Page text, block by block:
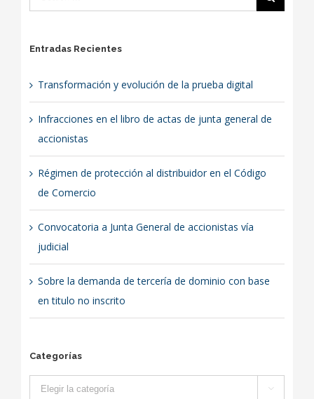
Entradas Recientes
Transformación y evolución de la prueba digital
Infracciones en el libro de actas de junta general de
accionistas
Régimen de protección al distribuidor en el Código
de Comercio
Convocatoria a Junta General de accionistas vía
judicial
Sobre la demanda de tercería de dominio con base
en titulo no inscrito
Categorías
Categorías 